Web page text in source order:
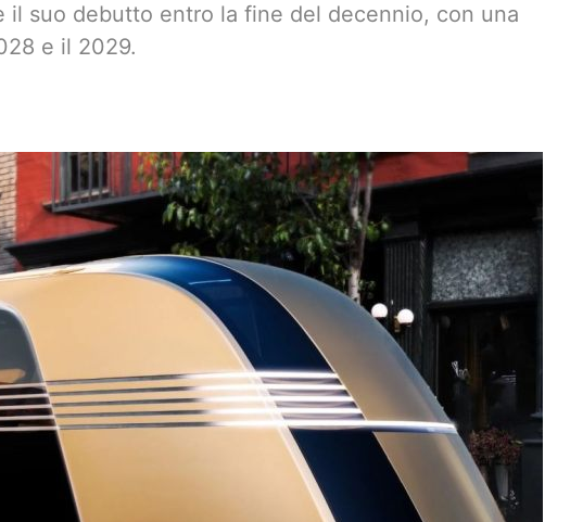
il suo debutto entro la fine del decennio, con una
e il 2029.